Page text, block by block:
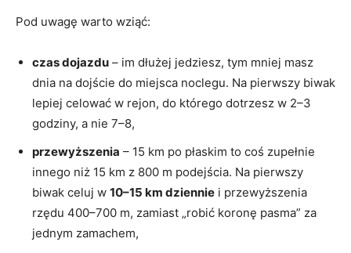
Pod uwagę warto wziąć:
czas dojazdu – im dłużej jedziesz, tym mniej masz
dnia na dojście do miejsca noclegu. Na pierwszy biwak
lepiej celować w rejon, do którego dotrzesz w 2–3
godziny, a nie 7–8,
przewyższenia – 15 km po płaskim to coś zupełnie
innego niż 15 km z 800 m podejścia. Na pierwszy
biwak celuj w 10–15 km dziennie i przewyższenia
rzędu 400–700 m, zamiast „robić koronę pasma” za
jednym zamachem,